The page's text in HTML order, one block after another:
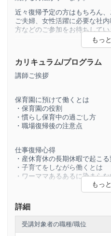
近々復帰予定の方はもちろん
ご夫婦、女性活躍に必要な社
方などのご参加をお待ちしてい
①ワーキングマザーデビューで
援！
②バリキャリでもゆるキャリで
③子育ても仕事も自分達らしく
④録画配信があるので突然の
⑤働く母の罪悪感を軽減し、仕
【”次世代型”ワーキングマザー
☑互いを尊重し合えるパートナ
☑愛しい子どもとの時間
☑仕事のやりがい
☑子どもと自分の成長の喜び
カリキュラム/プログラム
講師ご挨拶
保育園に預けて働くとは
・保育園の役割
・慣らし保育中の過ごし方
・職場復帰後の注意点
仕事復帰心得
・産休育休の長期休暇で起こ
・子育てをしながら働くとは
・ワーママあるあるに染まら
・共働き3タイプ
・イライラワーママ、モヤモ
・家庭経営という考え方
詳細
受講対象者の職種/職位